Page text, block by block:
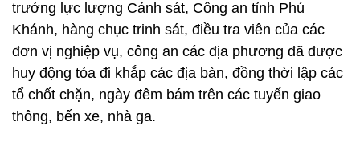
trưởng lực lượng Cảnh sát, Công an tỉnh Phú
Khánh, hàng chục trinh sát, điều tra viên của các
đơn vị nghiệp vụ, công an các địa phương đã được
huy động tỏa đi khắp các địa bàn, đồng thời lập các
tổ chốt chặn, ngày đêm bám trên các tuyến giao
thông, bến xe, nhà ga.